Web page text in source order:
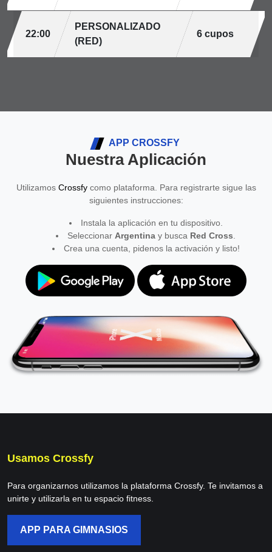
22:00
PERSONALIZADO
(RED)
6 cupos
APP CROSSFY
Nuestra Aplicación
Utilizamos Crossfycomo plataforma. Para registrarte sigue las
siguientes instrucciones:
Instala la aplicación en tu dispositivo.
Seleccionar Argentina y busca Red Cross
Crea una cuenta, pidenos la activación y listo!
Usamos Crossfy
Para organizarnos utilizamos la plataforma Crossfy. Te invitamos a
unirte y utilizarla en tu espacio fitness.
APP PARA GIMNASIOS